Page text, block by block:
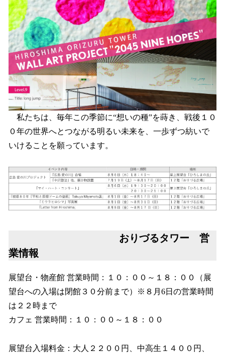
私たちは、毎年この季節に“想いの種”を蒔き、戦後１０
０年の世界へとつながる明るい未来を、一歩ずつ紡いで
いけることを願っています。
おりづるタワー 営
業情報
展望台・物産館 営業時間：１０：００～１８：００（展
望台への入場は閉館３０分前まで）※８月6日の営業時間
は２２時まで
カフェ 営業時間：１０：００～１８：００
展望台入場料金：大人２２００円、中高生１４００円、